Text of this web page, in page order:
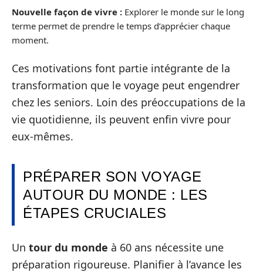
Nouvelle façon de vivre : Explorer le monde sur le long
terme permet de prendre le temps d’apprécier chaque
moment.
Ces motivations font partie intégrante de la
transformation que le voyage peut engendrer
chez les seniors. Loin des préoccupations de la
vie quotidienne, ils peuvent enfin vivre pour
eux-mêmes.
PRÉPARER SON VOYAGE
AUTOUR DU MONDE : LES
ÉTAPES CRUCIALES
Un tour du monde à 60 ans nécessite une
préparation rigoureuse. Planifier à l’avance les